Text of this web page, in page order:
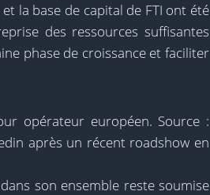
la base de capital de FTI ont été
des ressources suffisantes
phase de croissance et faciliter
opérateur européen. Source :
après un récent roadshow en
son ensemble reste soumise